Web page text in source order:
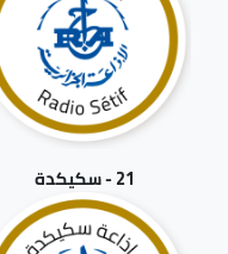
21 - سكيكدة